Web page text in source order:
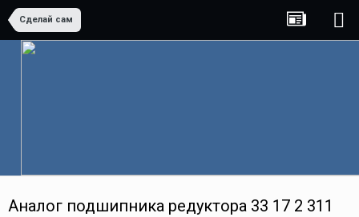
Сделай сам
Аналог подшипника редуктора 33 17 2 311